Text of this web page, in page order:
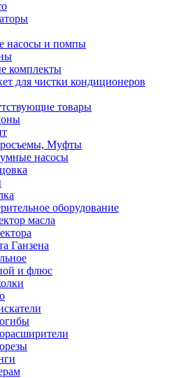
насосы и помпы
комплекты
для чистки кондиционеров
товары
Муфты
насосы
оборудование
масла
Ганзена
и флюс